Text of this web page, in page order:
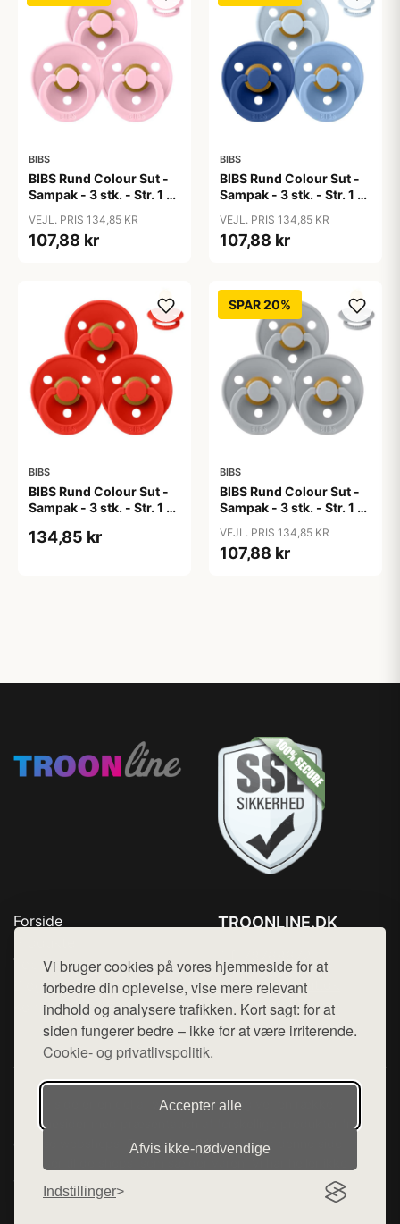
Vi bruger cookies på vores hjemmeside for at
forbedre din oplevelse, vise mere relevant
indhold og analysere trafikken. Kort sagt: for at
siden fungerer bedre – ikke for at være irriterende.
Cookie- og privatlivspolitik.
Accepter alle
Afvis ikke‑nødvendige
Indstillinger
BIBS
BIBS Rund Colour Sut -
Sampak - 3 stk. - Str. 1 -
VEJL. PRIS 134,85 KR
107,88 kr
BIBS
BIBS Rund Colour Sut -
Sampak - 3 stk. - Str. 1 -
VEJL. PRIS 134,85 KR
107,88 kr
BIBS
BIBS Rund Colour Sut -
Sampak - 3 stk. - Str. 1 -
134,85 kr
SPAR 20%
BIBS
BIBS Rund Colour Sut -
Sampak - 3 stk. - Str. 1 -
VEJL. PRIS 134,85 KR
107,88 kr
Forside
Top Rabatter
Blog
Kontakt
TROONLINE.DK
Mail: hej@want.dk
Cookie- og privatlivspolitik
Denne side er en del af want.dk, der udgiver en række
hjemmesider med præsentation af forskellige produkter fra
diverse webshops. Der sælges ikke varer fra denne side - vi
henviser til de shops, som sælger varen. Vi har heller ikke
varerne på lager.